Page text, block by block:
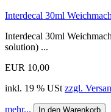
Interdecal 30ml
Interdecal 30ml
solution) ...
EUR 10,00
inkl. 19 % USt zzgl.
mehr... In den Warenkorb